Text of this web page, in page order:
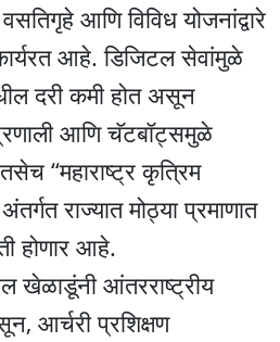
वसतिगृहे आणि विविध योजनांद्वारे
आहे. डिजिटल सेवांमुळे
दरी कमी होत असून
आणि चॅटबॉट्समुळे
“महाराष्ट्र कृत्रिम
राज्यात मोठ्या प्रमाणात
होणार आहे.
खेळाडूंनी आंतरराष्ट्रीय
आर्चरी प्रशिक्षण